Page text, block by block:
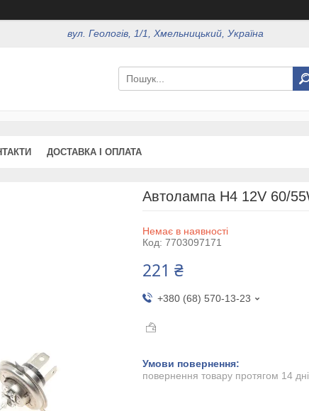
вул. Геологів, 1/1, Хмельницький, Україна
ДОСТАВКА І ОПЛАТА
Автолампа H4 12V 60/
Немає в наявності
Код: 7703097171
221 ₴
+380 (68) 570-13-23
повернення товару протягом 14